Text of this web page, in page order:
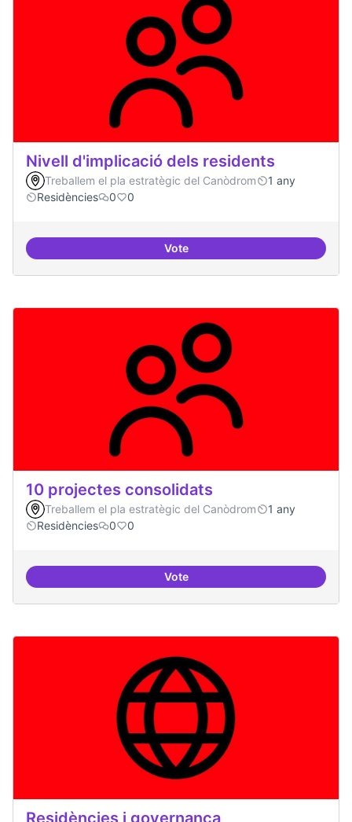
Nivell d'implicació dels residents
Treballem el pla estratègic del Canòdrom
1 any
Residències
0 0
VoteNivell d'implicació dels residents
10 projectes consolidats
Treballem el pla estratègic del Canòdrom
1 any
Residències
0 0
Vote10 projectes consolidats
Residències i governança